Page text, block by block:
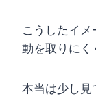
こうしたイ
動を取りにく
本当は少し見